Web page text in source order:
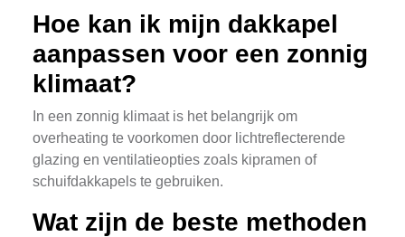
Hoe kan ik mijn dakkapel
aanpassen voor een zonnig
klimaat?
In een zonnig klimaat is het belangrijk om
overheating te voorkomen door lichtreflecterende
glazing en ventilatieopties zoals kipramen of
schuifdakkapels te gebruiken.
Wat zijn de beste methoden